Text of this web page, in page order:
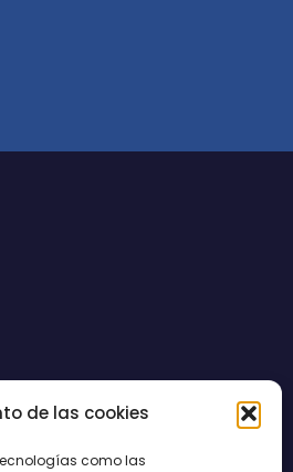
de las cookies
como las